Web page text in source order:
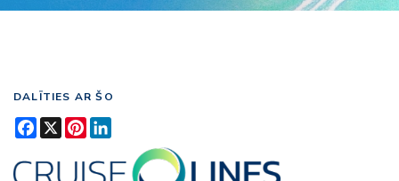
DALĪTIES AR ŠO
Facebook
X Pinterest